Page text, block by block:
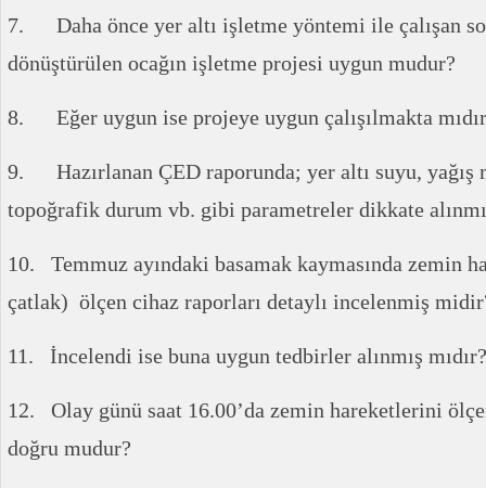
7. Daha önce yer altı işletme yöntemi ile çalışan
dönüştürülen ocağın işletme projesi uygun mudur?
8. Eğer uygun ise projeye uygun çalışılmakta
9. Hazırlanan ÇED raporunda; yer altı suyu, yağış
topoğrafik durum vb. gibi parametreler dikkate
10. Temmuz ayındaki basamak kaymasında zemin
çatlak) ölçen cihaz raporları detaylı incelenmiş
11. İncelendi ise buna uygun tedbirler alınmış mıdır?
12. Olay günü saat 16.00’da zemin hareketlerini
doğru mudur?